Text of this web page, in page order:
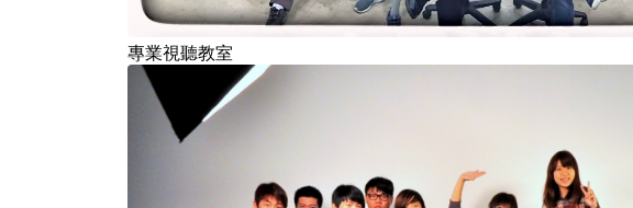
專業視聽教室